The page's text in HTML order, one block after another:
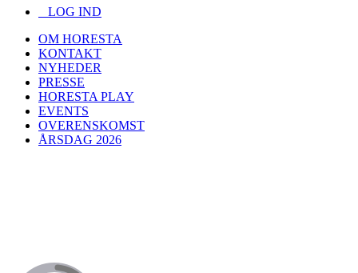
LOG IND
OM HORESTA
KONTAKT
NYHEDER
PRESSE
HORESTA PLAY
EVENTS
OVERENSKOMST
ÅRSDAG 2026